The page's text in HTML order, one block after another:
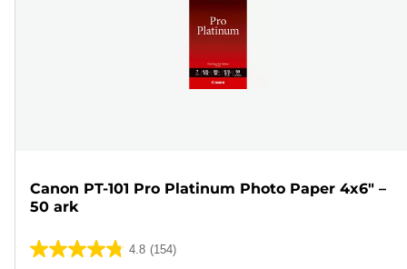
Canon PT-101 Pro Platinum Photo Paper 4x6" –
50 ark
4.8 (154)
4.8